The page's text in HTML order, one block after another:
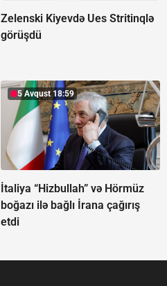
Zelenski Kiyevdə Ues Stritinqlə
görüşdü
5 Avqust 18:59
İtaliya “Hizbullah” və Hörmüz
boğazı ilə bağlı İrana çağırış
etdi